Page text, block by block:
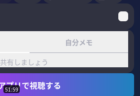
自分メモ
有しましょう
プリで視聴する
51:59